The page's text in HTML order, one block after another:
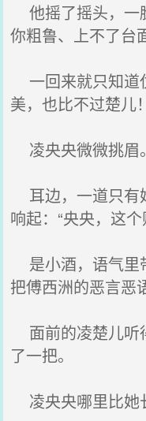
他摇了摇头，一
你粗鲁、上不了台
一回来就只知道
美，也比不过楚儿
凌央央微微挑眉。
耳边，一道只有
响起：“央央，这
是小酒，语气里
把傅西洲的恶言恶
面前的凌楚儿听
了一把。
凌央央哪里比她